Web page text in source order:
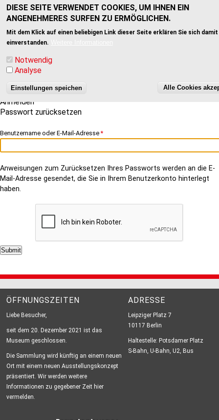
DIESE SEITE VERWENDET COOKIES, UM IHNEN EIN
ANGENEHMERES SURFEN ZU ERMÖGLICHEN.
Mit dem Klick auf einen beliebigen Link dieser Seite erklären Sie sich damit
einverstanden.
Notwendig
Analyse
Einstellungen speichen Alle Cookies
Direkt
zum
HAUPTNAVIGATION
PRIMÄRE
REITER
Anmelden
Passwort zurücksetzen
Benutzername oder E-Mail-Adresse
Anweisungen zum Zurücksetzen Ihres Passworts werden an die E-
Mail-Adresse gesendet, die Sie in Ihrem Benutzerkonto hinterlegt
haben.
ÖFFNUNGSZEITEN
Liebe Besucher,
seit dem 20. Dezember 2021 ist das
Museum geschlossen.
Die Sammlung wird künftig an einem neuen
Ort mit einem neuen Ausstellungskonzept
präsentiert. Wir werden weitere
Informationen zu gegebener Zeit hier
vermelden.
ADRESSE
Leipziger Platz 7
10117 Berlin
Haltestelle: Potsdamer Platz
S-Bahn, U-Bahn, U2, Bus